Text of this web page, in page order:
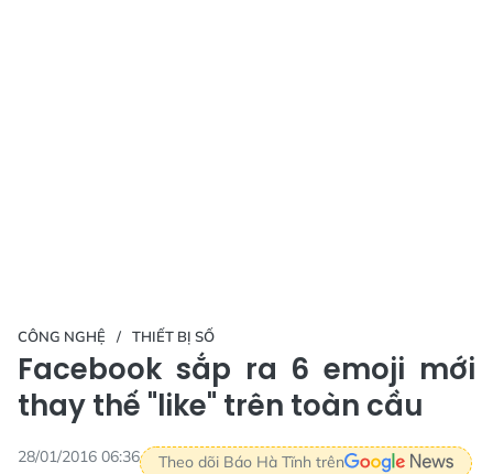
CÔNG NGHỆ THIẾT BỊ SỐ
Facebook sắp ra 6 emoji mới
thay thế "like" trên toàn cầu
28/01/2016 06:36 Theo dõi Báo Hà Tĩnh trên